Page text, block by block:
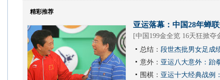
精彩推荐
亚运落幕：中国28年蝉
[中国199金全览 16天狂掀夺
总结： 段世杰批男女足成
意外： 亚运八大意外：跆
围棋： 亚运十大经典战例